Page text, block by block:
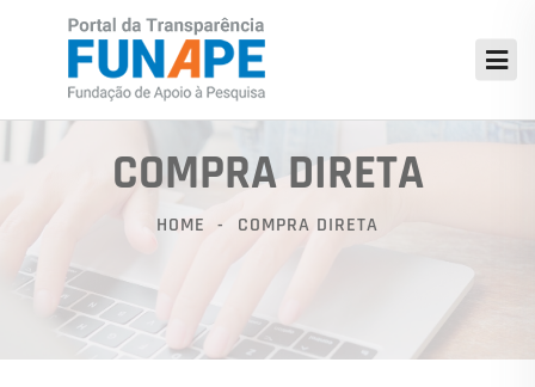
COMPRA DIRETA
HOME COMPRA DIRETA